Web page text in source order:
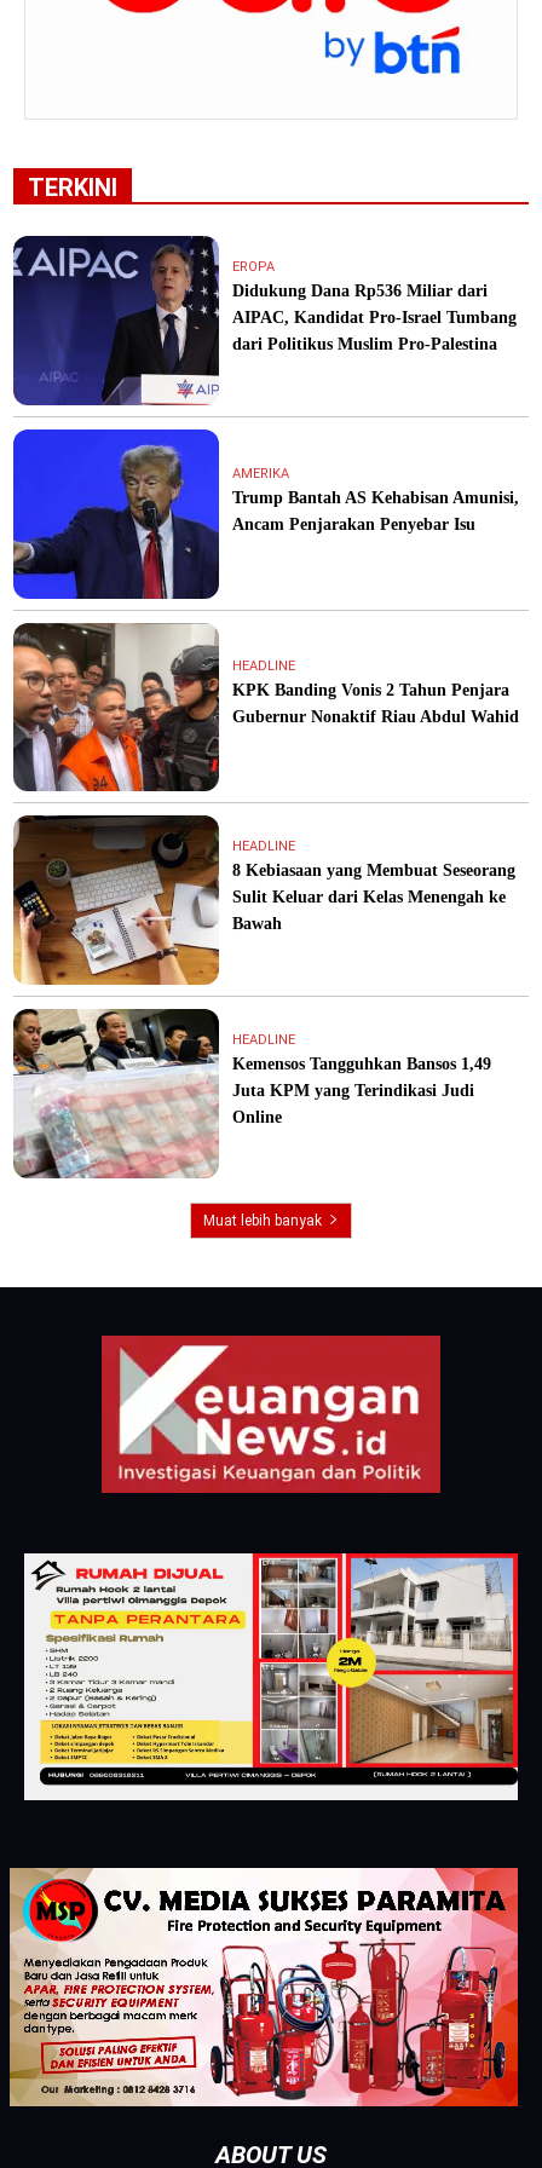
TERKINI
EROPA
Didukung Dana Rp536 Miliar dari
AIPAC, Kandidat Pro-Israel Tumbang
dari Politikus Muslim Pro-Palestina
AMERIKA
Trump Bantah AS Kehabisan Amunisi,
Ancam Penjarakan Penyebar Isu
HEADLINE
KPK Banding Vonis 2 Tahun Penjara
Gubernur Nonaktif Riau Abdul Wahid
HEADLINE
8 Kebiasaan yang Membuat Seseorang
Sulit Keluar dari Kelas Menengah ke
Bawah
HEADLINE
Kemensos Tangguhkan Bansos 1,49
Juta KPM yang Terindikasi Judi
Online
Muat lebih banyak
ABOUT US